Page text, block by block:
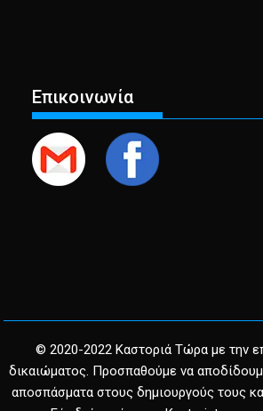
Επικοινωνία
© 2020-2022 Καστοριά Τώρα με την
δικαιώματος. Προσπαθούμε να
αποσπάσματα στους δημιουργούς τους